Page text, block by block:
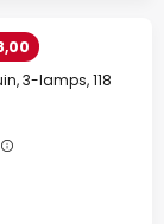
3-lamps, 118